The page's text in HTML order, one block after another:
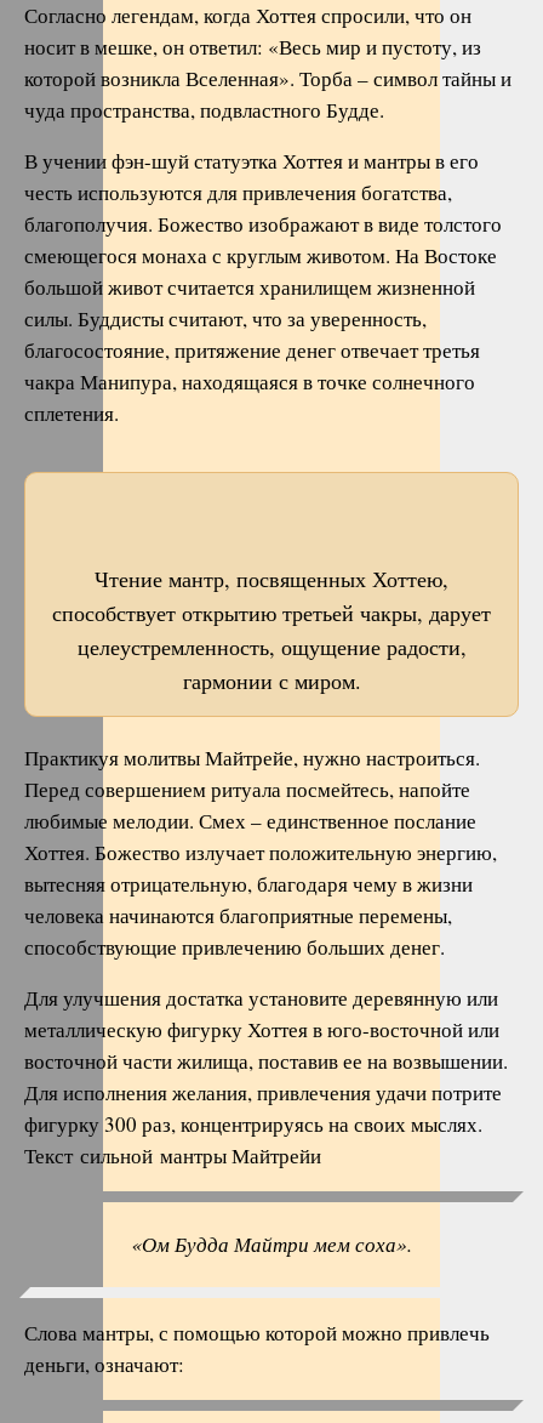
Согласно легендам, когда Хоттея спросили, что он
носит в мешке, он ответил: «Весь мир и пустоту, из
которой возникла Вселенная». Торба – символ тайны и
чуда пространства, подвластного Будде.
В учении фэн-шуй статуэтка Хоттея и мантры в его
честь используются для привлечения богатства,
благополучия. Божество изображают в виде толстого
смеющегося монаха с круглым животом. На Востоке
большой живот считается хранилищем жизненной
силы. Буддисты считают, что за уверенность,
благосостояние, притяжение денег отвечает третья
чакра Манипура, находящаяся в точке солнечного
сплетения.
Чтение мантр, посвященных Хоттею,
способствует открытию третьей чакры, дарует
целеустремленность, ощущение радости,
гармонии с миром.
Практикуя молитвы Майтрейе, нужно настроиться.
Перед совершением ритуала посмейтесь, напойте
любимые мелодии. Смех – единственное послание
Хоттея. Божество излучает положительную энергию,
вытесняя отрицательную, благодаря чему в жизни
человека начинаются благоприятные перемены,
способствующие привлечению больших денег.
Для улучшения достатка установите деревянную или
металлическую фигурку Хоттея в юго-восточной или
восточной части жилища, поставив ее на возвышении.
Для исполнения желания, привлечения удачи потрите
фигурку 300 раз, концентрируясь на своих мыслях.
Текст сильной мантры Майтрейи
«Ом Будда Майтри мем соха».
Слова мантры, с помощью которой можно привлечь
деньги, означают: